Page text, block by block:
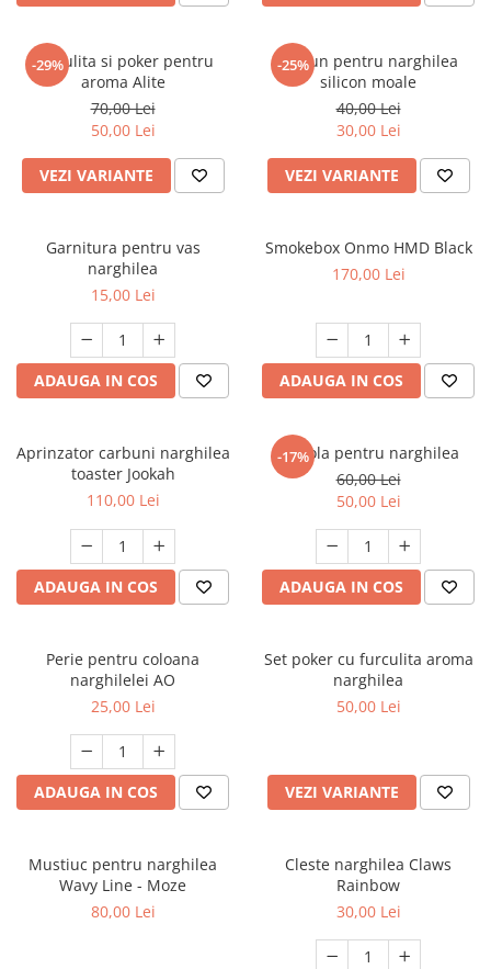
-29%
Furculita si poker pentru
aroma Alite
70,00 Lei
50,00 Lei
VEZI VARIANTE
-25%
Furtun pentru narghilea
silicon moale
40,00 Lei
30,00 Lei
VEZI VARIANTE
Garnitura pentru vas
narghilea
15,00 Lei
ADAUGA IN COS
Smokebox Onmo HMD Black
170,00 Lei
ADAUGA IN COS
Aprinzator carbuni narghilea
toaster Jookah
110,00 Lei
ADAUGA IN COS
-17%
Cupola pentru narghilea
60,00 Lei
50,00 Lei
ADAUGA IN COS
Perie pentru coloana
narghilelei AO
25,00 Lei
ADAUGA IN COS
Set poker cu furculita aroma
narghilea
50,00 Lei
VEZI VARIANTE
Mustiuc pentru narghilea
Wavy Line - Moze
80,00 Lei
Cleste narghilea Claws
Rainbow
30,00 Lei